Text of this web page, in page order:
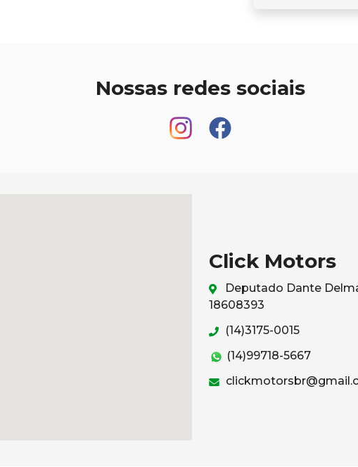
Nossas redes sociais
Click Motors
Deputado Dante
18608393
(14)3175-0015
(14)99718-5667